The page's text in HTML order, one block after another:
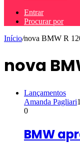
Entrar
Procurar por
Início/nova BMW R
nova
Lançamentos
Amanda Pagliari
0
BMW